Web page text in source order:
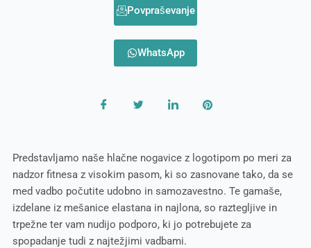
Povpraševanje
WhatsApp
Predstavljamo naše hlačne nogavice z logotipom po meri za
nadzor fitnesa z visokim pasom, ki so zasnovane tako, da se
med vadbo počutite udobno in samozavestno. Te gamaše,
izdelane iz mešanice elastana in najlona, so raztegljive in
trpežne ter vam nudijo podporo, ki jo potrebujete za
spopadanje tudi z najtežjimi vadbami.